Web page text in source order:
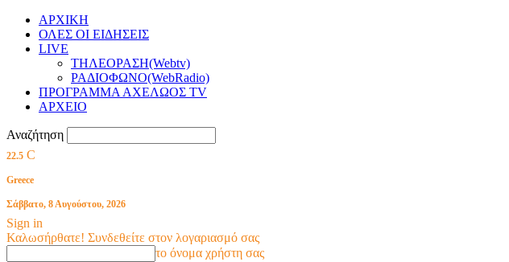
ΑΡΧΙΚΗ
ΟΛΕΣ ΟΙ ΕΙΔΗΣΕΙΣ
LIVE
ΤΗΛΕΟΡΑΣΗ(Webtv)
ΡΑΔΙΟΦΩΝΟ(WebRadio)
ΠΡΟΓΡΑΜΜΑ ΑΧΕΛΩΟΣ TV
ΑΡΧΕΙΟ
Αναζήτηση
22.5 C
Greece
Σάββατο, 8 Αυγούστου, 2026
Sign in
Καλωσήρθατε! Συνδεθείτε στον λογαριασμό σας
το όνομα χρήστη σας